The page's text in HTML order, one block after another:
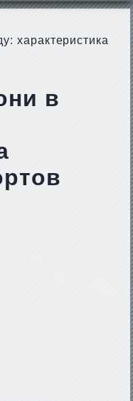
характеристика
в